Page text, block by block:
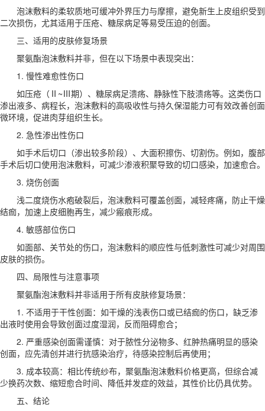
泡沫敷料的柔软质地可缓冲外界压力与摩擦，避免新生上皮组织受到
二次损伤，尤其适用于压疮、糖尿病足等易受压迫的创面。
三、适用的皮肤修复场景
聚氨酯泡沫敷料并非，但在以下场景中表现突出：
1. 慢性难愈性伤口
如压疮（Ⅱ~Ⅲ期）、糖尿病足溃疡、静脉性下肢溃疡等。这类伤口
渗出液多、病程长，泡沫敷料的高吸收性与持久保湿能力可有效改善创面
微环境，促进肉芽组织生长。
2. 急性渗出性伤口
如手术后切口（渗出较多阶段）、大面积擦伤、切割伤。例如，腹部
手术后切口使用泡沫敷料，可减少渗液积聚导致的切口感染，加速愈合。
3. 烧伤创面
浅二度烧伤水疱破裂后，泡沫敷料可覆盖创面，减轻疼痛，防止干燥
结痂，加速上皮细胞再生，减少瘢痕形成。
4. 敏感部位伤口
如面部、关节处的伤口，泡沫敷料的顺应性与低刺激性可减少对周围
皮肤的损伤。
四、局限性与注意事项
聚氨酯泡沫敷料并非适用于所有皮肤修复场景：
1. 不适用于干性创面：如干燥的浅表伤口或已结痂的伤口，缺乏渗
出液时使用会导致创面过度湿润，反而阻碍愈合；
2. 严重感染创面需谨慎：对于脓性分泌物多、红肿热痛明显的感染
创面，应先清创并进行抗感染治疗，待感染控制后再使用；
3. 成本较高：相比传统纱布，聚氨酯泡沫敷料价格更高，但综合减
少换药次数、缩短愈合时间、降低并发症的效益，其性价比仍具优势。
五、结论